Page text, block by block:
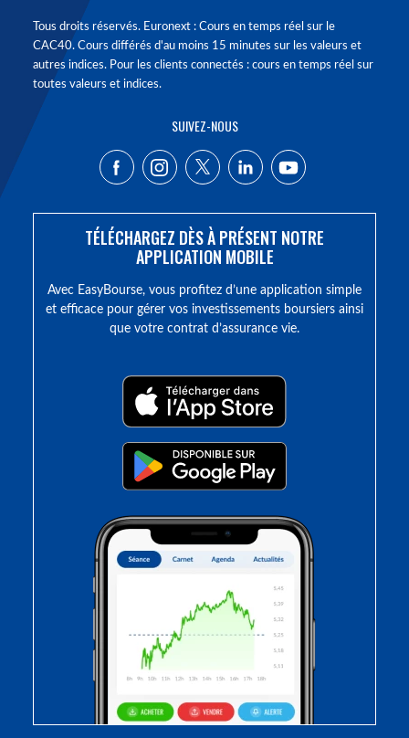
Tous droits réservés. Euronext : Cours en temps réel sur le
CAC40. Cours différés d'au moins 15 minutes sur les valeurs et
autres indices. Pour les clients connectés : cours en temps réel sur
toutes valeurs et indices.
SUIVEZ-NOUS
TÉLÉCHARGEZ DÈS À PRÉSENT NOTRE
APPLICATION MOBILE
Avec EasyBourse, vous profitez d’une application simple
et efficace pour gérer vos investissements boursiers ainsi
que votre contrat d’assurance vie.